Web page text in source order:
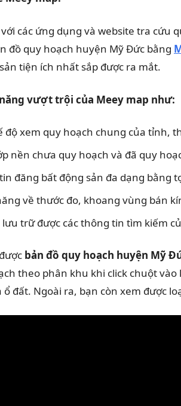
các ứng dụng và website tra cứu
đồ quy hoạch huyện Mỹ Đức bằng
tiện ích nhất sắp được ra mắt.
vượt trội của Meey map như:
độ xem quy hoạch chung của tỉnh,
nền chưa quy hoạch và đã quy
đăng bất động sản đa dạng bằng
về thước đo, khoang vùng bán
lưu trữ được các thông tin tìm kiếm
bản đồ quy hoạch huyện Mỹ
theo phân khu khi click chuột
ổ đất. Ngoài ra, bạn còn xem được